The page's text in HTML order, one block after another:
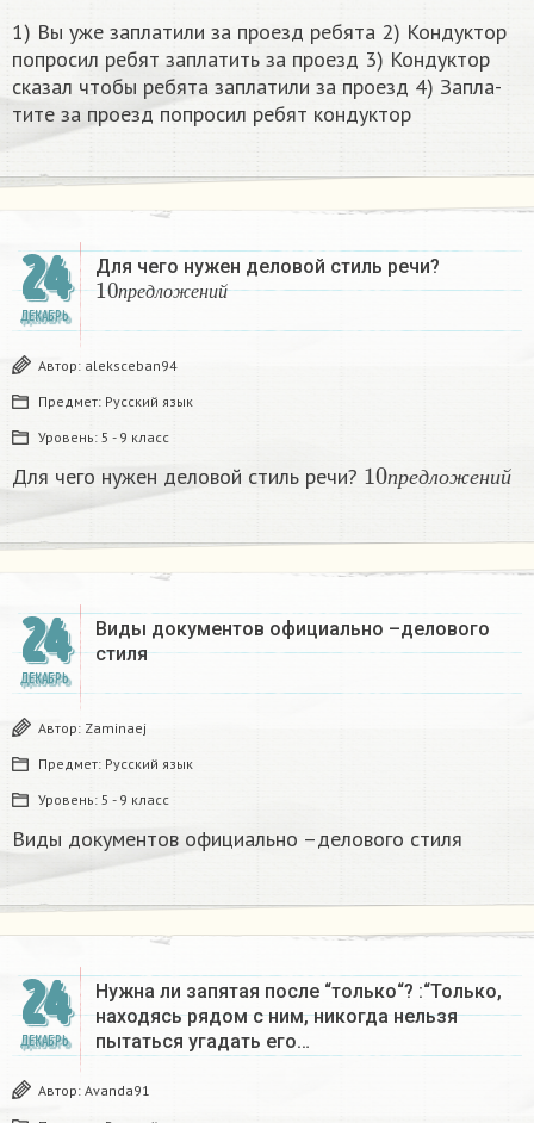
1) Вы уже за­пла­ти­ли за про­езд ре­бя­та 2) Кон­дук­тор
по­про­сил ребят за­пла­тить за про­езд 3) Кон­дук­тор
ска­зал чтобы ре­бя­та за­пла­ти­ли за про­езд 4) За­пла­
ти­те за про­езд по­про­сил ребят кон­дук­тор​
24
ДЕКАБРЬ
Для чего нужен деловой стиль речи?
пре дложений
10п редложен ий
Автор: aleksceban94
Предмет: Русский язык
Уровень: 5 - 9 класс
Для чего нужен деловой стиль речи? пре дл ожен и й
10
24
ДЕКАБРЬ
Виды документов официально –делового
стиля
Автор: Zaminaej
Предмет: Русский язык
Уровень: 5 - 9 класс
Виды документов официально –делового стиля
24
ДЕКАБРЬ
Нужна ли запятая после “только“? :“Только,
находясь рядом с ним, никогда нельзя
пытаться угадать его…
Автор: Avanda91